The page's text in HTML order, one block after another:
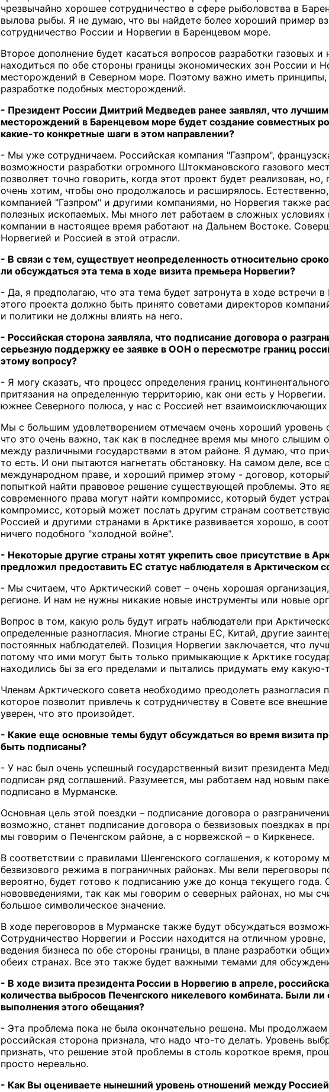
чрезвычайно хорошее сотрудничество в сфере рыболовства в
вылова рыбы. Я не думаю, что вы найдете более хороший пример
сотрудничество России и Норвегии в Баренцевом море.
Второе дополнение будет касаться вопросов разработки газовых
находиться по обе стороны границы экономических зон России и
месторождений в Северном море. Поэтому важно иметь
разработке подобных месторождений.
- Президент России Дмитрий Медведев ранее заявлял, что
месторождений в Баренцевом море будет создание совместных
какие-то конкретные шаги в этом направлении?
- Мы уже сотрудничаем. Российская компания "Газпром",
возможности разработки огромного Штокмановского газового
позволяет точно говорить, когда этот проект будет реализован,
очень хотим, чтобы оно продолжалось и расширялось.
компанией "Газпром" и другими компаниями, но Норвегия также
полезных ископаемых. Мы много лет работаем в сложных
компании в настоящее время работают на Дальнем Востоке.
Норвегией и Россией в этой отрасли.
- В связи с тем, существует неопределенность относительно
ли обсуждаться эта тема в ходе визита премьера Норвегии?
- Да, я предполагаю, что эта тема будет затронута в ходе
этого проекта должно быть принято советами директоров
и политики не должны влиять на него.
- Российская сторона заявляла, что подписание договора о
серьезную поддержку ее заявке в ООН о пересмотре границ
этому вопросу?
- Я могу сказать, что процесс определения границ
притязания на определенную территорию, как они есть у
южнее Северного полюса, у нас с Россией нет
Мы с большим удовлетворением отмечаем очень хороший
что это очень важно, так как в последнее время мы много слышим
между различными государствами в этом районе. Я думаю, что
то есть. И они пытаются нагнетать обстановку. На самом деле,
международном праве, и хороший пример этому - договор,
попыткой найти правовое решение существующей проблемы. Это
современного права могут найти компромисс, который будет
компромисс, который может послать другим странам
Россией и другими странами в Арктике развивается хорошо, в
ничего подобного "холодной войне".
- Некоторые другие страны хотят укрепить свое присутствие в
предложил предоставить ЕС статус наблюдателя в Арктическом
- Мы считаем, что Арктический совет – очень хорошая
регионе. И нам не нужны никакие новые инструменты или новые
Вопрос в том, какую роль будут играть наблюдатели при
определенные разногласия. Многие страны ЕС, Китай, другие
постоянных наблюдателей. Позиция Норвегии заключается, что
потому что ими могут быть только примыкающие к Арктике
находились бы за его пределами и пытались придумать ему какую-
Членам Арктического совета необходимо преодолеть
которое позволит привлечь к сотрудничеству в Совете все
уверен, что это произойдет.
- Какие еще основные темы будут обсуждаться во время визита
быть подписаны?
- У нас был очень успешный государственный визит президента
подписан ряд соглашений. Разумеется, мы работаем над новым
подписано в Мурманске.
Основная цель этой поездки – подписание договора о
возможно, станет подписание договора о безвизовых поездках в
мы говорим о Печенгском районе, а с норвежской – о Киркенесе.
В соответствии с правилами Шенгенского соглашения, к
безвизового режима в пограничных районах. Мы вели переговоры
вероятно, будет готово к подписанию уже до конца текущего
нововведениями, так как мы говорим о северных районах, но мы
большое символическое значение.
В ходе переговоров в Мурманске также будут обсуждаться
Сотрудничество Норвегии и России находится на отличном
ведения бизнеса по обе стороны границы, в плане разработки
обеих странах. Все это также будет важными темами для
- В ходе визита президента России в Норвегию в апреле,
количества выбросов Печенгского никелевого комбината. Были
выполнения этого обещания?
- Эта проблема пока не была окончательно решена. Мы
российская сторона признала, что надо что-то делать. Уровень
признать, что решение этой проблемы в столь короткое время,
просто нереально.
- Как Вы оцениваете нынешний уровень отношений между